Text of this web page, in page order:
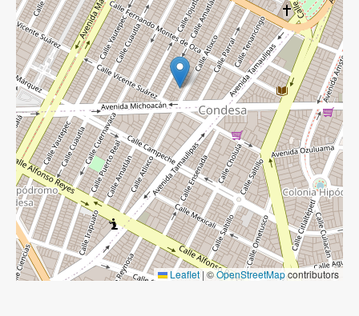
Leaflet| ©OpenStreetMapcontributors